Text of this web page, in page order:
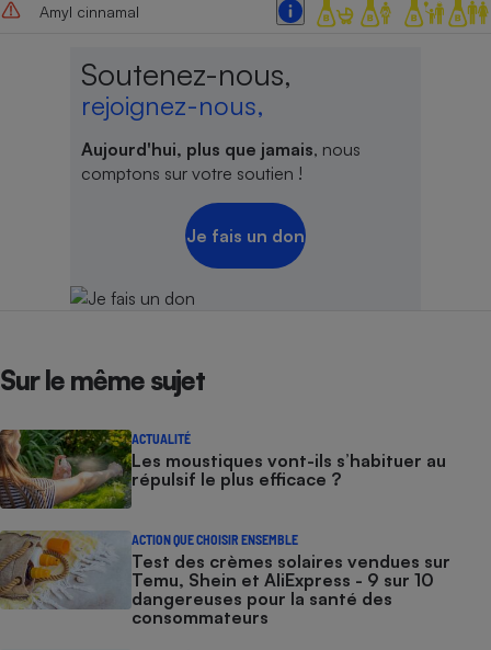
Amyl cinnamal
Soutenez-nous,
rejoignez-nous,
Aujourd'hui, plus que jamais, nous
comptons sur votre soutien !
Je fais un don
Sur le même sujet
ACTUALITÉ
Les moustiques vont-ils s’habituer au
répulsif le plus efficace ?
ACTION QUE CHOISIR ENSEMBLE
Test des crèmes solaires vendues sur
Temu, Shein et AliExpress - 9 sur 10
dangereuses pour la santé des
consommateurs